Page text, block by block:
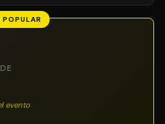
POPULAR
evento